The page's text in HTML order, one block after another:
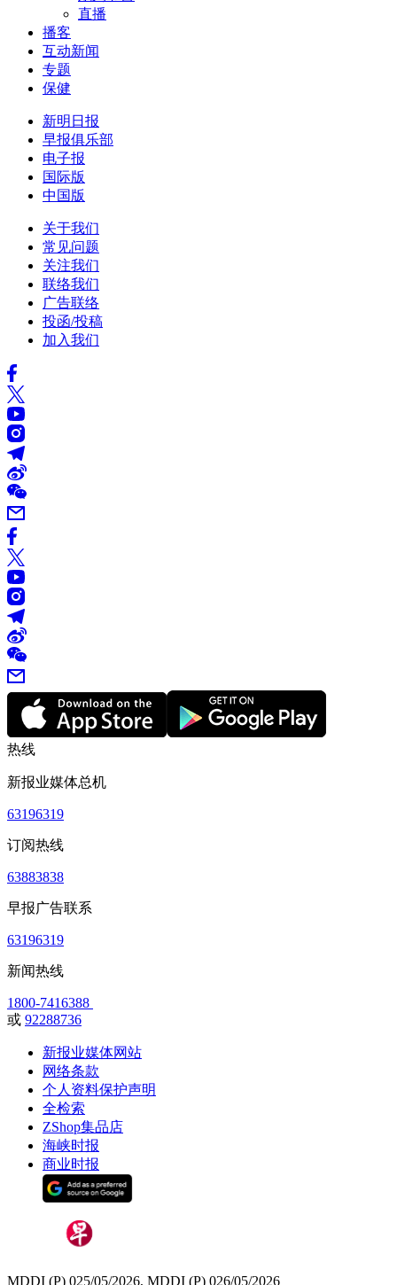
直播
播客
互动新闻
专题
保健
新明日报
早报俱乐部
电子报
国际版
中国版
关于我们
常见问题
关注我们
联络我们
广告联络
投函/投稿
加入我们
热线
新报业媒体总机
63196319
订阅热线
63883838
早报广告联系
63196319
新闻热线
1800-7416388
或 92288736
新报业媒体网站
网络条款
个人资料保护声明
全检索
ZShop集品店
海峡时报
商业时报
MDDI (P) 025/05/2026, MDDI (P) 026/05/2026